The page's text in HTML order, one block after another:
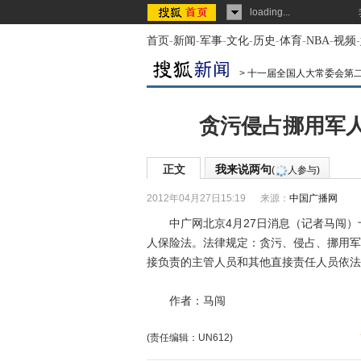
loading...
首页-新闻-军事-文化-历史-体育-NBA-视频-
> 十一届全国人大常委会第
贪污侵占挪用军
正文 我来说两句( 人参与)
2012年04月27日15:19 来源： 中国广播网
中广网北京4月27日消息（记者马闯）
人保险法。法律规定：贪污、侵占、挪用
接负责的主管人员和其他直接责任人员依
作者：马闯
(责任编辑：UN612)